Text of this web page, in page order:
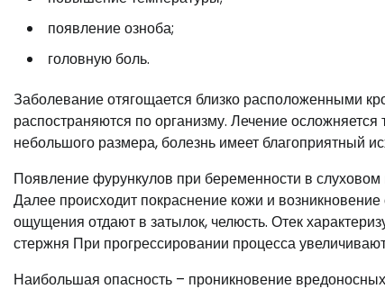
появление озноба;
головную боль.
Заболевание отягощается близко расположенными
распостраняются по организму. Лечение
небольшого размера, болезнь имеет благоприятный
Появление фурункулов при беременности в
Далее происходит покраснение кожи и
ощущения отдают в затылок, челюсть. Отек
стержня При прогрессировании процесса
Наибольшая опасность – проникновение